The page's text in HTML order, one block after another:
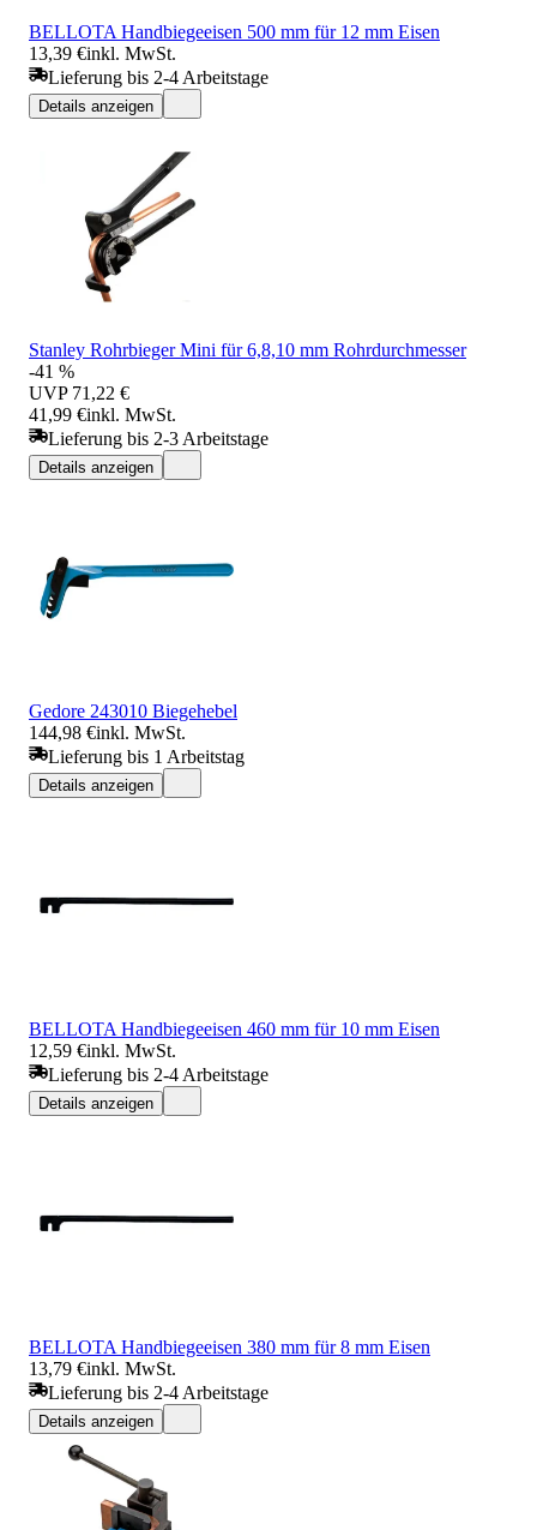
BELLOTA Handbiegeeisen 500 mm für 12 mm Eisen
13,39 €inkl. MwSt.
Lieferung bis 2-4 Arbeitstage
Details anzeigen
Stanley Rohrbieger Mini für 6,8,10 mm Rohrdurchmesser
-41 %
UVP 71,22 €
41,99 €inkl. MwSt.
Lieferung bis 2-3 Arbeitstage
Details anzeigen
Gedore 243010 Biegehebel
144,98 €inkl. MwSt.
Lieferung bis 1 Arbeitstag
Details anzeigen
BELLOTA Handbiegeeisen 460 mm für 10 mm Eisen
12,59 €inkl. MwSt.
Lieferung bis 2-4 Arbeitstage
Details anzeigen
BELLOTA Handbiegeeisen 380 mm für 8 mm Eisen
13,79 €inkl. MwSt.
Lieferung bis 2-4 Arbeitstage
Details anzeigen